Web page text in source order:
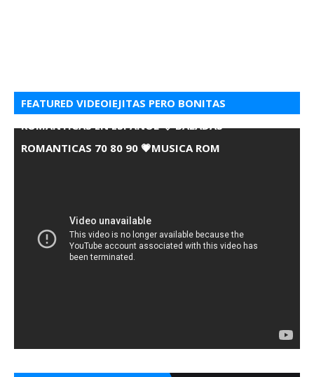
FEATURED VIDEOIEJITAS PERO BONITAS
ROMANTICAS EN ESPANOL 💘 BALADAS
ROMANTICAS 70 80 90 💗MUSICA ROM